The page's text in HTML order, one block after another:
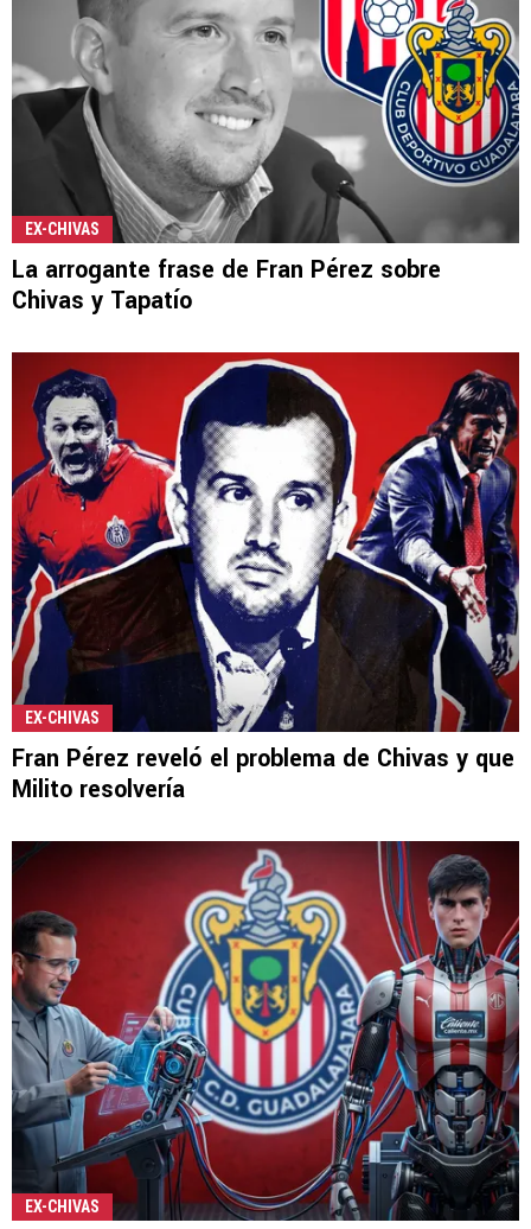
EX-CHIVAS
La arrogante frase de Fran Pérez sobre
Chivas y Tapatío
EX-CHIVAS
Fran Pérez reveló el problema de Chivas y que
Milito resolvería
EX-CHIVAS